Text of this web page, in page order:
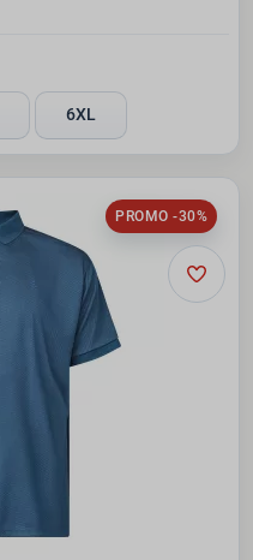
6XL
PROMO -30%